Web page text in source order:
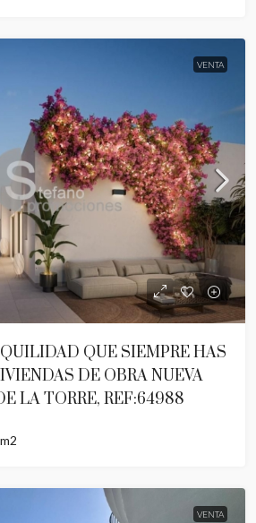
VENTA
QUE SIEMPRE HAS
DE OBRA NUEVA
LA TORRE, REF:64988
m2
VENTA